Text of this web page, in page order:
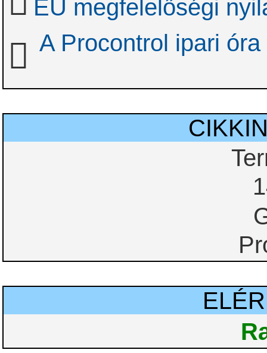
EU megfelelőségi
A Procontrol ipari